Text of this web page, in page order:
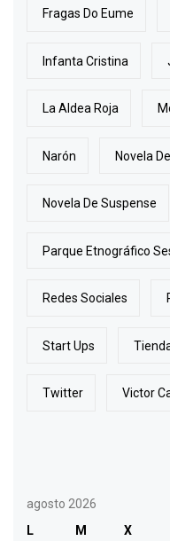
Fragas Do Eume
Infanta Cristina
La Aldea Roja
Narón Novela
Novela De Suspense
Parque Etnográfico
Redes Sociales
Start Ups
Twitter Victor
agosto 2026
L
M X